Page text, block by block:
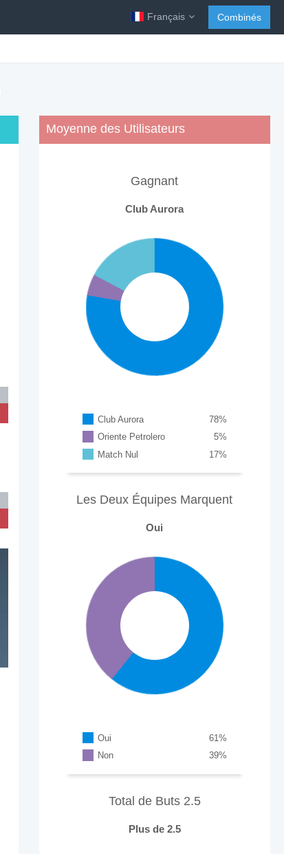
Français Combinés
Moyenne des Utilisateurs
Gagnant
Club Aurora
Club Aurora %
78
Oriente Petrolero
%
5
Match Nul
%
17
Les Deux Équipes Marquent
Oui
Oui %
61
Non
%
39
Total de Buts 2.5
Plus de 2.5